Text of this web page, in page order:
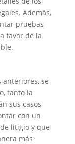
Además,
pruebas
favor de la
anteriores, se
tanto la
sus casos
con un
litigio y que
más